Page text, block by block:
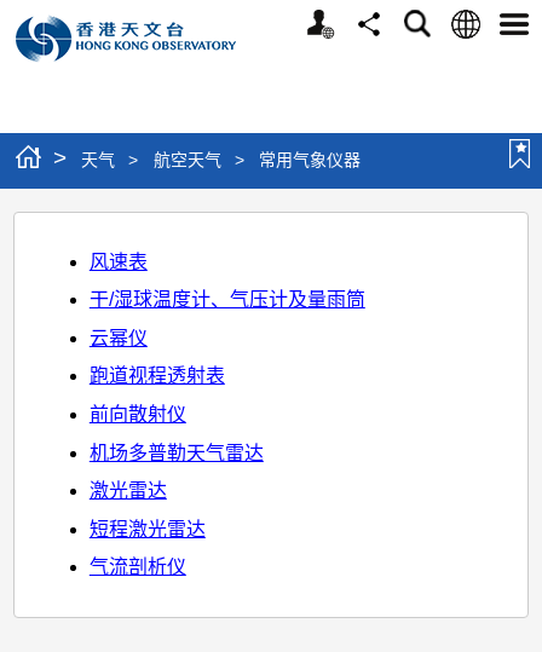
个
分
搜
语
选
> 天气 > 航空天气 > 常用气象仪器
常
风速表
干/湿球温度计、气压计及量雨筒
云幂仪
跑道视程透射表
前向散射仪
机场多普勒天气雷达
激光雷达
短程激光雷达
气流剖析仪